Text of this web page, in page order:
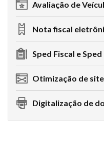
Avaliação de
Nota fiscal
Sped Fiscal e
Otimização de
Digitalização de